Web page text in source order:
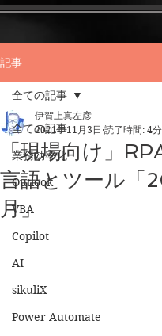
記事
全ての記事
業務効率化
Outlook
VBA
Copilot
AI
sikuliX
Power Automate
全ての記事
「現場向け」
言語とツール「
月」
伊賀上真左彦
2021年11月3日 読了時間: 4分